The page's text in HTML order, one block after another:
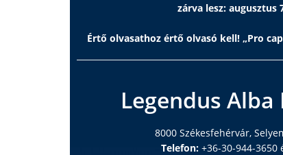
zárva lesz: augusztus
Értő olvasathoz értő olvasó kell! „Pro
Legendus
8000 Székesfehérvár,
Telefon:+36-30-944-3650